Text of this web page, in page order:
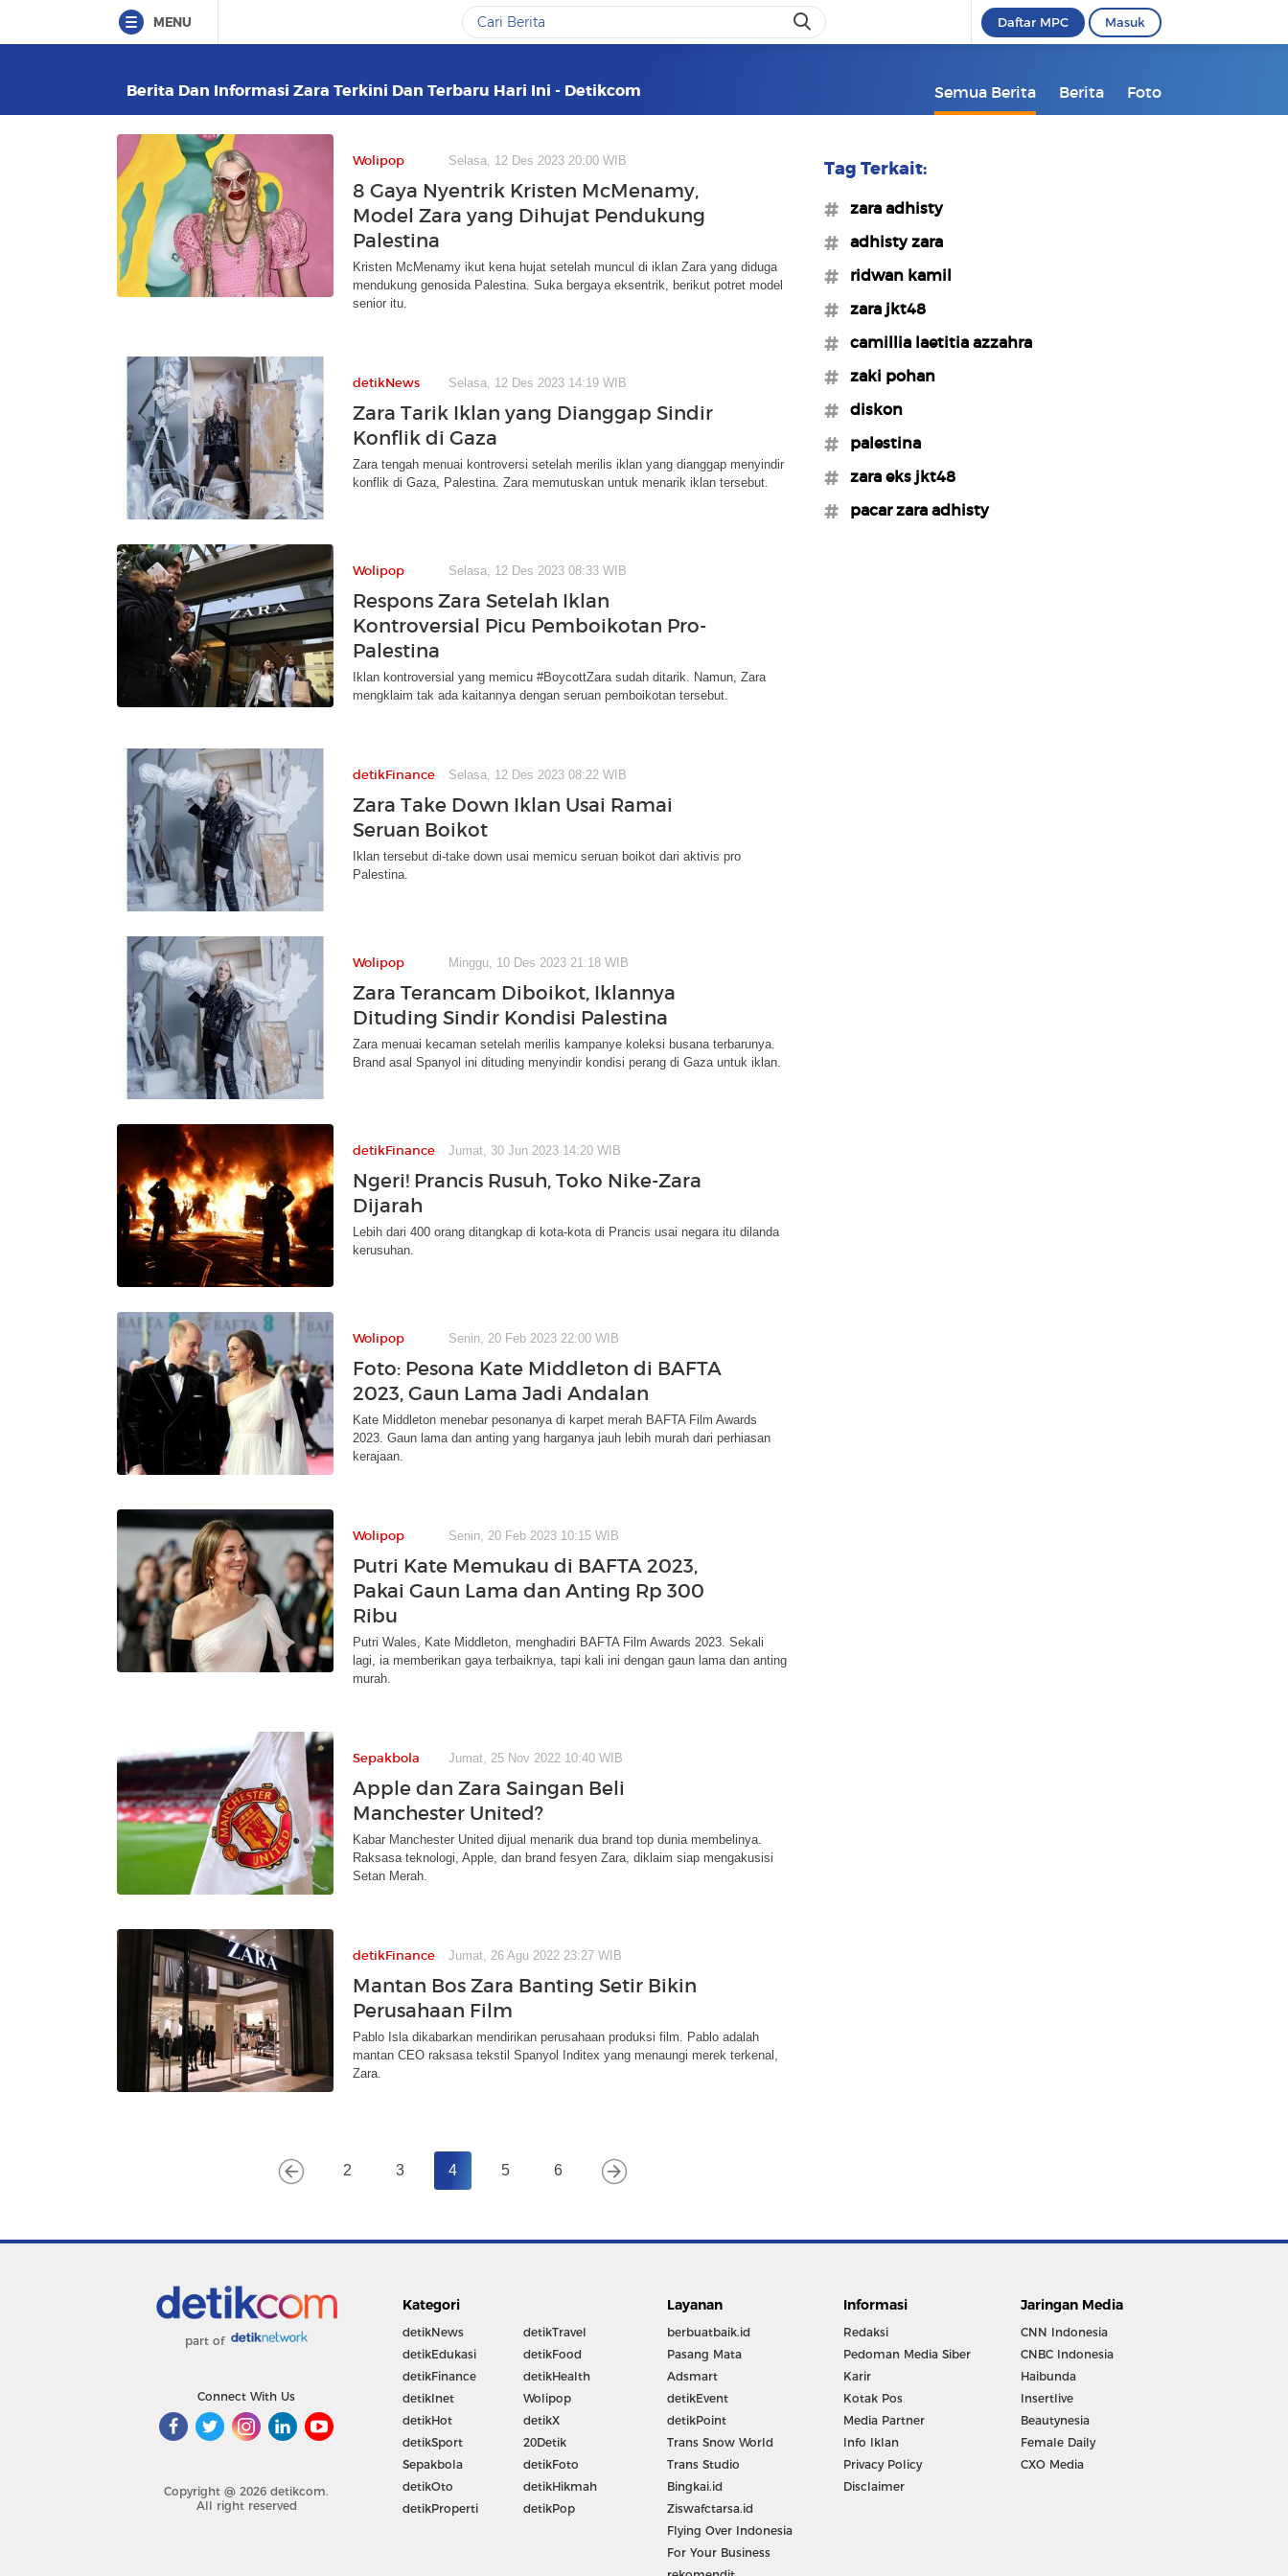
MENU Daftar MPC Masuk
Berita Dan Informasi Zara Terkini Dan Terbaru Hari Ini - Detikcom Semua Berita Berita Foto
Wolipop Selasa, 12 Des 2023 20:00 WIB
8 Gaya Nyentrik Kristen McMenamy,
Model Zara yang Dihujat Pendukung
Palestina
Kristen McMenamy ikut kena hujat setelah muncul di iklan Zara yang diduga
mendukung genosida Palestina. Suka bergaya eksentrik, berikut potret model
senior itu.
detikNews Selasa, 12 Des 2023 14:19 WIB
Zara Tarik Iklan yang Dianggap Sindir
Konflik di Gaza
Zara tengah menuai kontroversi setelah merilis iklan yang dianggap menyindir
konflik di Gaza, Palestina. Zara memutuskan untuk menarik iklan tersebut.
Wolipop Selasa, 12 Des 2023 08:33 WIB
Respons Zara Setelah Iklan
Kontroversial Picu Pemboikotan Pro-
Palestina
Iklan kontroversial yang memicu #BoycottZara sudah ditarik. Namun, Zara
mengklaim tak ada kaitannya dengan seruan pemboikotan tersebut.
detikFinance Selasa, 12 Des 2023 08:22 WIB
Zara Take Down Iklan Usai Ramai
Seruan Boikot
Iklan tersebut di-take down usai memicu seruan boikot dari aktivis pro
Palestina.
Wolipop Minggu, 10 Des 2023 21:18 WIB
Zara Terancam Diboikot, Iklannya
Dituding Sindir Kondisi Palestina
Zara menuai kecaman setelah merilis kampanye koleksi busana terbarunya.
Brand asal Spanyol ini dituding menyindir kondisi perang di Gaza untuk iklan.
detikFinance Jumat, 30 Jun 2023 14:20 WIB
Ngeri! Prancis Rusuh, Toko Nike-Zara
Dijarah
Lebih dari 400 orang ditangkap di kota-kota di Prancis usai negara itu dilanda
kerusuhan.
Wolipop Senin, 20 Feb 2023 22:00 WIB
Foto: Pesona Kate Middleton di BAFTA
2023, Gaun Lama Jadi Andalan
Kate Middleton menebar pesonanya di karpet merah BAFTA Film Awards
2023. Gaun lama dan anting yang harganya jauh lebih murah dari perhiasan
kerajaan.
Wolipop Senin, 20 Feb 2023 10:15 WIB
Putri Kate Memukau di BAFTA 2023,
Pakai Gaun Lama dan Anting Rp 300
Ribu
Putri Wales, Kate Middleton, menghadiri BAFTA Film Awards 2023. Sekali
lagi, ia memberikan gaya terbaiknya, tapi kali ini dengan gaun lama dan anting
murah.
Sepakbola Jumat, 25 Nov 2022 10:40 WIB
Apple dan Zara Saingan Beli
Manchester United?
Kabar Manchester United dijual menarik dua brand top dunia membelinya.
Raksasa teknologi, Apple, dan brand fesyen Zara, diklaim siap mengakusisi
Setan Merah.
detikFinance Jumat, 26 Agu 2022 23:27 WIB
Mantan Bos Zara Banting Setir Bikin
Perusahaan Film
Pablo Isla dikabarkan mendirikan perusahaan produksi film. Pablo adalah
mantan CEO raksasa tekstil Spanyol Inditex yang menaungi merek terkenal,
Zara.
2 3 4 5 6
Tag Terkait:
#zara adhisty
#adhisty zara
#ridwan kamil
#zara jkt48
#camillia laetitia azzahra
#zaki pohan
#diskon
#palestina
#zara eks jkt48
#pacar zara adhisty
part of
Connect With Us
Copyright @ 2026 detikcom.
All right reserved
Kategori
detikNews
detikEdukasi
detikFinance
detikInet
detikHot
detikSport
Sepakbola
detikOto
detikProperti
detikTravel
detikFood
detikHealth
Wolipop
detikX
20Detik
detikFoto
detikHikmah
detikPop
Layanan
berbuatbaik.id
Pasang Mata
Adsmart
detikEvent
detikPoint
Trans Snow World
Trans Studio
Bingkai.id
Ziswafctarsa.id
Flying Over Indonesia
For Your Business
Informasi
Redaksi
Pedoman Media Siber
Karir
Kotak Pos
Media Partner
Info Iklan
Privacy Policy
Disclaimer
Jaringan Media
CNN Indonesia
CNBC Indonesia
Haibunda
Insertlive
Beautynesia
Female Daily
CXO Media